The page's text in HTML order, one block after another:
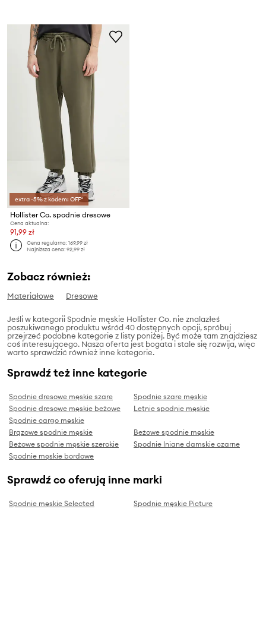
extra -5% z kodem: OFF*
Hollister Co. spodnie dresowe
Cena aktualna:
91,99 zł
Cena regularna:169,99 zł
Najniższa cena:92,99 zł
Zobacz również:
Materiałowe Dresowe
Jeśli w kategorii Spodnie męskie Hollister Co. nie znalazłeś
poszukiwanego produktu wśród 40 dostępnych opcji, spróbuj
przejrzeć podobne kategorie z listy poniżej. Być może tam znajdziesz
coś interesującego. Nasza oferta jest bogata i stale się rozwija, więc
warto sprawdzić również inne kategorie.
Sprawdź też inne kategorie
Spodnie dresowe męskie szare
Spodnie szare męskie
Spodnie dresowe męskie beżowe
Letnie spodnie męskie
Spodnie cargo męskie
Brązowe spodnie męskie
Beżowe spodnie męskie
Beżowe spodnie męskie szerokie
Spodnie lniane damskie czarne
Spodnie męskie bordowe
Sprawdź co oferują inne marki
Spodnie męskie Selected Spodnie męskie Picture